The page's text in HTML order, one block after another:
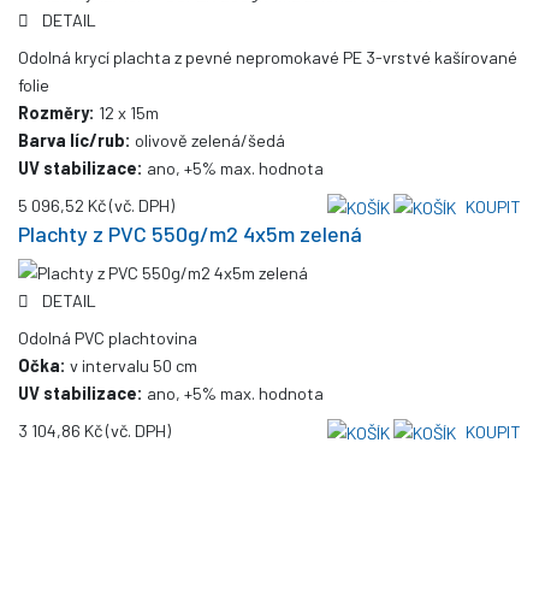
DETAIL
Odolná krycí plachta z pevné nepromokavé PE 3-vrstvé kašírované
folie
Rozměry: 12 x 15m
Barva líc/rub: olivově zelená/šedá
UV stabilizace: ano, +5% max. hodnota
5 096,52 Kč(vč. DPH) KOUPIT
Plachty z PVC 550g/m2 4x5m zelená
DETAIL
Odolná PVC plachtovina
Očka: v intervalu 50 cm
UV stabilizace: ano, +5% max. hodnota
3 104,86 Kč(vč. DPH) KOUPIT